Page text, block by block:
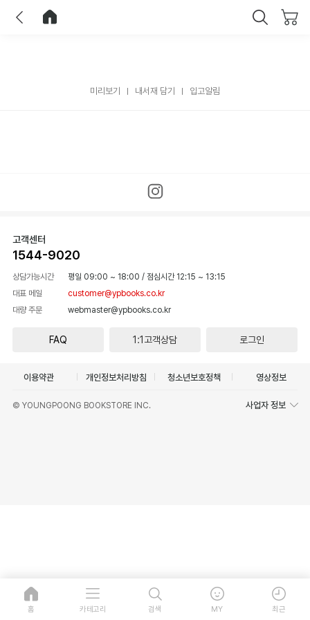
미리보기 내서재 담기 입고알림
고객센터
1544-9020
상담가능시간 평일 09:00 ~ 18:00 / 점심시간 12:15 ~ 13:15
대표 메일
customer@ypbooks.co.kr
대량 주문
webmaster@ypbooks.co.kr
FAQ 1:1고객상담 로그인
이용약관 개인정보처리방침 청소년보호정책 영상정보
© YOUNGPOONG BOOKSTORE INC. 사업자 정보
홈 카테고리 검색 MY 최근